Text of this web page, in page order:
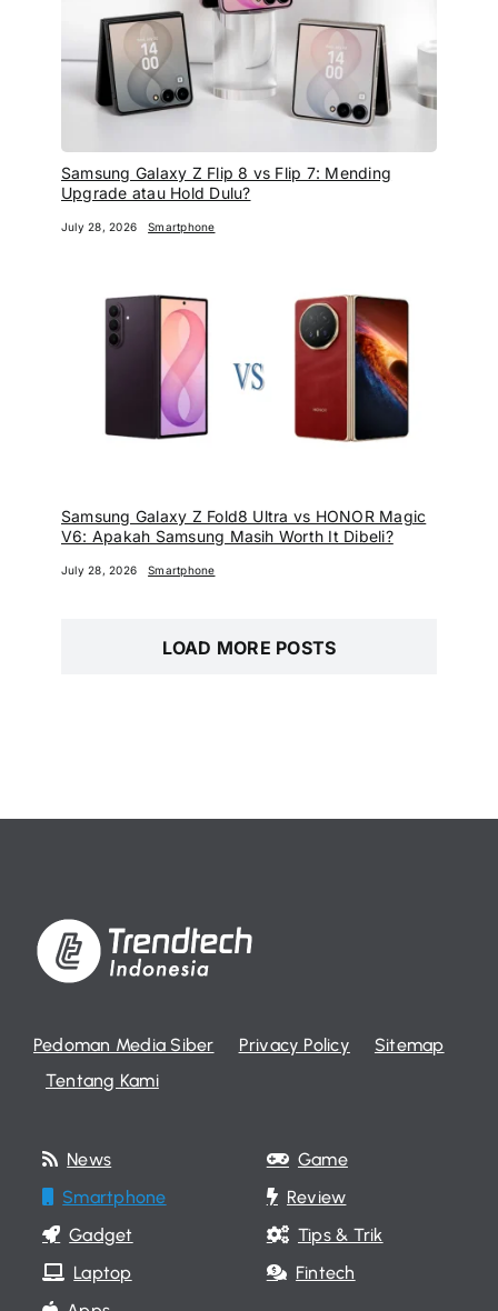
Samsung Galaxy Z Flip 8 vs Flip 7: Mending
Upgrade atau Hold Dulu?
July 28, 2026 Smartphone
Samsung Galaxy Z Fold8 Ultra vs HONOR Magic
V6: Apakah Samsung Masih Worth It Dibeli?
July 28, 2026 Smartphone
LOAD MORE POSTS
Pedoman Media Siber Privacy Policy
Sitemap
Tentang Kami
News
Smartphone
Gadget
Laptop
Game
Review
Tips & Trik
Fintech